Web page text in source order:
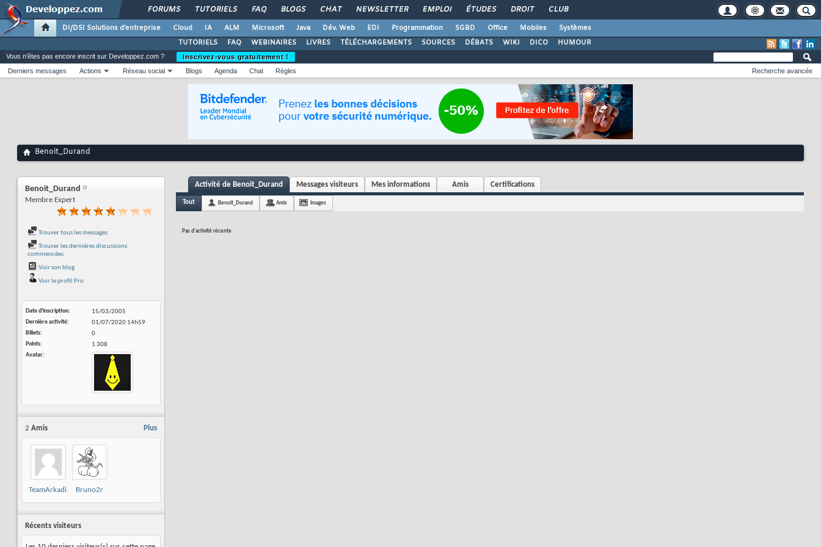
FORUMS TUTORIELS FAQ BLOGS CHAT NEWSLETTER EMPLOI ÉTUDES DROIT CLUB
DI/DSI Solutions d'entreprise Cloud IA ALM Microsoft Java Dév. Web EDI Programmation SGBD Office Mobiles
Systèmes
TUTORIELS
FAQ WEBINAIRES LIVRES TÉLÉCHARGEMENTS SOURCES DÉBATS WIKI DICO HUMOUR
Vous n'êtes pas encore inscrit sur Developpez.com ?
Inscrivez-vous gratuitement !
Derniers messages
Actions Réseau social Blogs Agenda Chat Règles Recherche avancée
Benoit_Durand
Benoit_Durand
Membre Expert
Trouver tous les messages
Trouver les dernières discussions
commencées
Voir son blog
Voir le profil Pro
Date d'inscription
15/03/2005
Dernière activité
01/07/2020 14h59
Billets
0
Points
1 308
Avatar
Plus
2 Amis
TeamArkadia Bruno2r
Récents visiteurs
Activité de Benoit_Durand Messages visiteurs Mes informations Amis Certifications
Tout Benoit_Durand Amis Images
Pas d'activité récente